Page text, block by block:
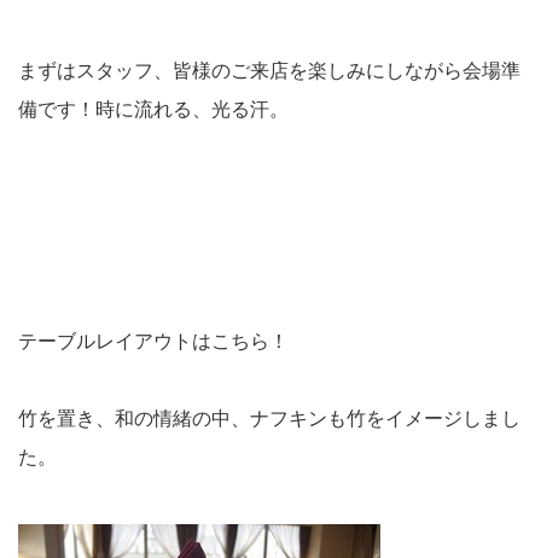
まずはスタッフ、皆様のご来店を楽しみにしながら会場準
備です！時に流れる、光る汗。
テーブルレイアウトはこちら！
竹を置き、和の情緒の中、ナフキンも竹をイメージしまし
た。